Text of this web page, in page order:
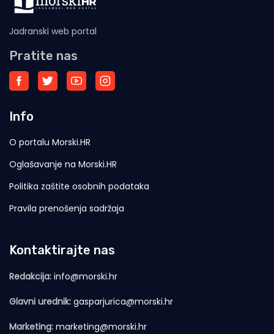
Jadranski web portal
Pratite nas
Info
O portalu Morski.HR
Oglašavanje na Morski.HR
Politika zaštite osobnih podataka
Pravila prenošenja sadržaja
Kontaktirajte nas
Redakcija: info@morski.hr
Glavni urednik: gasparjurica@morski.hr
Marketing: marketing@morski.hr